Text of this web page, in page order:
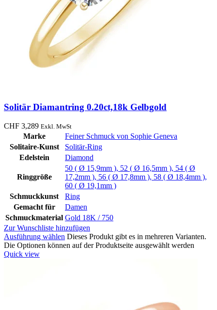
Solitär Diamantring 0.20ct,18k Gelbgold
CHF 3,289 Exkl. MwSt
Marke
Feiner Schmuck von Sophie Geneva
Solitaire-Kunst
Solitär-Ring
Edelstein
Diamond
Ringgröße
50 ( Ø 15,9mm ), 52 ( Ø 16,5mm ), 54 ( Ø
17,2mm ), 56 ( Ø 17,8mm ), 58 ( Ø 18,4mm ),
60 ( Ø 19,1mm )
Schmuckkunst
Ring
Gemacht für
Damen
Schmuckmaterial Gold 18K / 750
Zur Wunschliste hinzufügen
Ausführung wählen Dieses Produkt gibt es in mehreren Varianten.
Die Optionen können auf der Produktseite ausgewählt werden
Quick view